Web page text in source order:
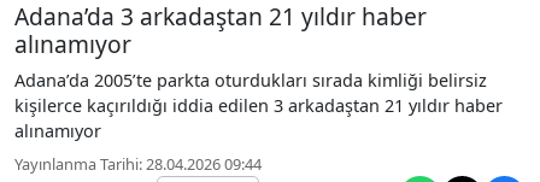
Adana’da 3 arkadaştan 21 yıldır haber
alınamıyor
Adana’da 2005’te parkta oturdukları sırada kimliği belirsiz
kişilerce kaçırıldığı iddia edilen 3 arkadaştan 21 yıldır haber
alınamıyor
Yayınlanma Tarihi: 28.04.2026 09:44